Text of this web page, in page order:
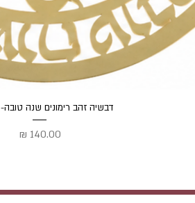
תצוגה מהירה
דבשיה זהב רימונים שנה טובה- Z-16-EG
מחיר